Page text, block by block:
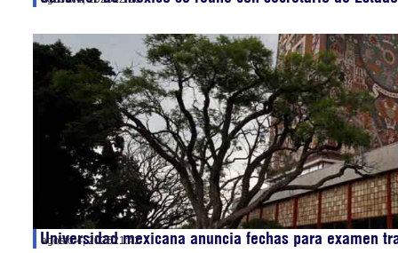
Universidad mexicana anuncia fechas para examen
agosto 4, 202621:42